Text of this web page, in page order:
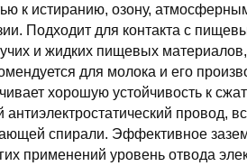
к истиранию, озону,
Подходит для контакта с
и жидких пищевых
для молока и его
хорошую устойчивость к
провод,
спирали. Эффективное
применений уровень отвода